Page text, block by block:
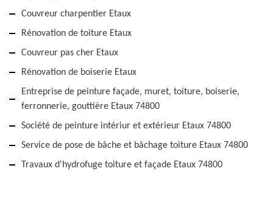
Couvreur charpentier Etaux
Rénovation de toiture Etaux
Couvreur pas cher Etaux
Rénovation de boiserie Etaux
Entreprise de peinture façade, muret, toiture, boiserie,
ferronnerie, gouttière Etaux 74800
Société de peinture intériur et extérieur Etaux 74800
Service de pose de bâche et bâchage toiture Etaux 74800
Travaux d'hydrofuge toiture et façade Etaux 74800